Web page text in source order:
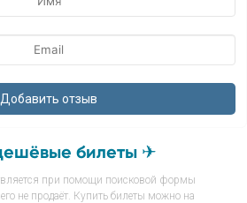
билеты ✈
при помощи поисковой формы
не продаёт. Купить билеты можно на